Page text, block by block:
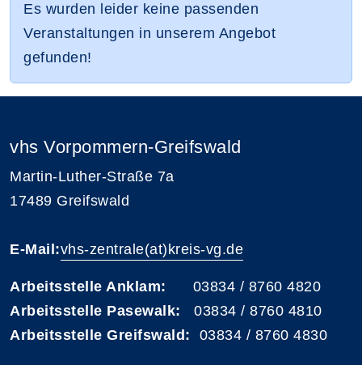
Es wurden leider keine passenden
Veranstaltungen in unserem Angebot
gefunden!
vhs Vorpommern-Greifswald
Martin-Luther-Straße 7a
17489 Greifswald
E-Mail:vhs-zentrale(at)kreis-vg.de
Arbeitsstelle Anklam: 03834 / 8760 4820
Arbeitsstelle Pasewalk: 03834 / 8760 4810
Arbeitsstelle Greifswald: 03834 / 8760 4830